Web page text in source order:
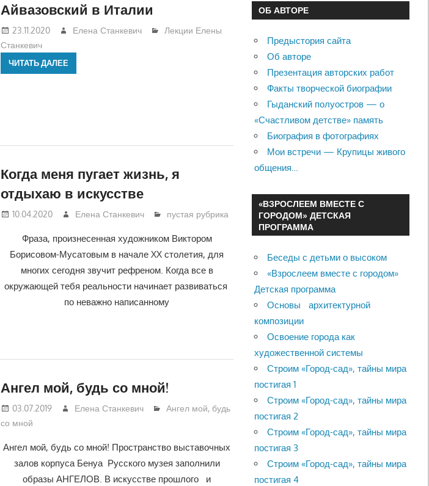
Айвазовский в Италии
23.11.2020 Елена Станкевич
Лекции Елены
Станкевич
ЧИТАТЬ ДАЛЕЕ
Когда меня пугает жизнь, я
отдыхаю в искусстве
10.04.2020 Елена Станкевич пустая рубрика
Фраза, произнесенная художником Виктором
Борисовом-Мусатовым в начале XX столетия, для
многих сегодня звучит рефреном. Когда все в
окружающей тебя реальности начинает развиваться
по неважно написанному
Ангел мой, будь со мной!
03.07.2019 Елена Станкевич
Ангел мой, будь
со мной
Ангел мой, будь со мной! Пространство выставочных
залов корпуса Бенуа Русского музея заполнили
образы АНГЕЛОВ. В искусстве прошлого и
ОБ АВТОРЕ
Предыстория сайта
Об авторе
Презентация авторских работ
Факты творческой биографии
Гыданский полуостров — о
«Счастливом детстве» память
Биография в фотографиях
Мои встречи — Крупицы живого
общения…
«ВЗРОСЛЕЕМ ВМЕСТЕ С
ГОРОДОМ» ДЕТСКАЯ
ПРОГРАММА
Беседы с детьми о высоком
«Взрослеем вместе с городом»
Детская программа
Основы архитектурной
композиции
Освоение города как
художественной системы
Строим «Город-сад», тайны мира
постигая 1
Строим «Город-сад», тайны мира
постигая 2
Строим «Город-сад», тайны мира
постигая 3
Строим «Город-сад», тайны мира
постигая 4